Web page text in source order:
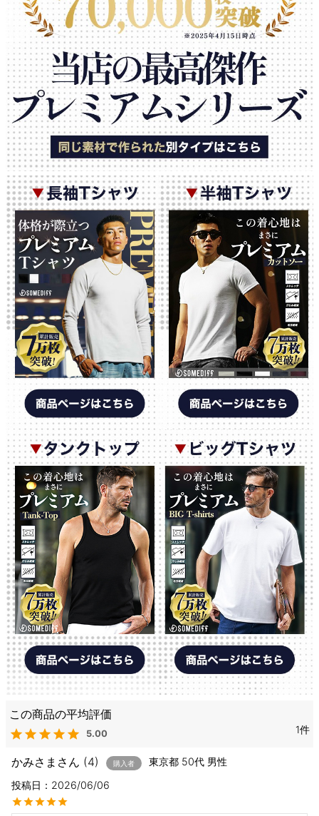
5.00 1
かみさま 4 購入者 東京都 50代 男性
投稿日
2026/06/06